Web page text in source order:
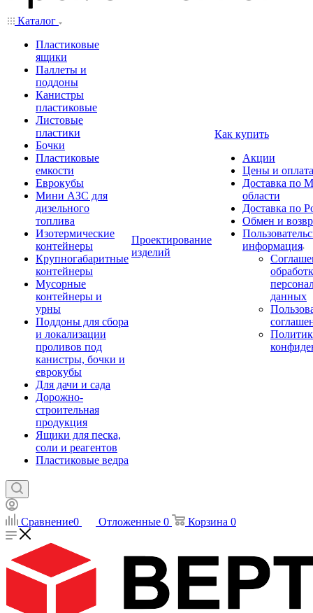
Каталог
Пластиковые
ящики
Паллеты и
поддоны
Канистры
пластиковые
Листовые
пластики
Бочки
Пластиковые
емкости
Еврокубы
Мини АЗС для
дизельного
топлива
Изотермические
контейнеры
Крупногабаритные
контейнеры
Мусорные
контейнеры и
урны
Поддоны для сбора
и локализации
проливов под
канистры, бочки и
еврокубы
Для дачи и сада
Дорожно-
строительная
продукция
Ящики для песка,
соли и реагентов
Пластиковые ведра
Проектирование
изделий
Как купить
Акции
Цены и оплата
Доставка по
области
Доставка по
Обмен и
информация
данных
Сравнение0 Отложенные 0 Корзина 0